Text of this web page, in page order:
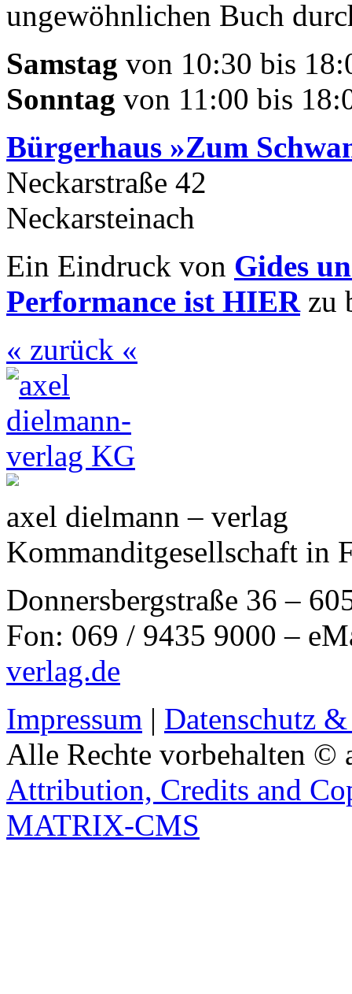
ungewöhnlichen Buch
Samstag von 10:30 bis
Sonntag von 11:00 bis
Bürgerhaus »Zum
Neckarstraße 42
Neckarsteinach
Ein Eindruck von Gides
Performance ist HIERzu
« zurück «
axel dielmann – verlag
Kommanditgesellschaft in
Donnersbergstraße 36 –
Fon: 069 / 9435 9000 –
verlag.de
Impressum | Datenschutz
Alle Rechte vorbehalten ©
Attribution, Credits and
MATRIX-CMS